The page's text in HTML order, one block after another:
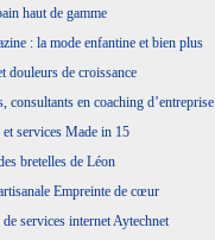
haut de gamme
: la mode enfantine et bien plus
douleurs de croissance
consultants en coaching d’entreprise
services Made in 15
bretelles de Léon
Empreinte de cœur
services internet Aytechnet